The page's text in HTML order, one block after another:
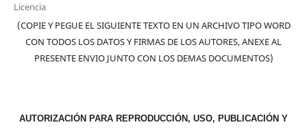
Licencia
(COPIE Y PEGUE EL SIGUIENTE TEXTO EN UN ARCHIVO TIPO WORD
CON TODOS LOS DATOS Y FIRMAS DE LOS AUTORES, ANEXE AL
PRESENTE ENVIO JUNTO CON LOS DEMAS DOCUMENTOS)
AUTORIZACIÓN PARA REPRODUCCIÓN, USO, PUBLICACIÓN Y